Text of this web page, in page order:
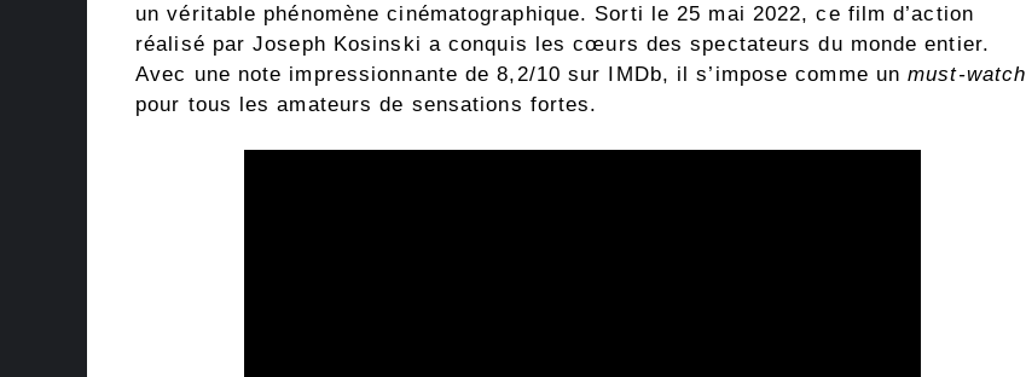
un véritable phénomène cinématographique. Sorti le 25 mai 2022, ce film d’action
réalisé par Joseph Kosinski a conquis les cœurs des spectateurs du monde entier.
Avec une note impressionnante de 8,2/10 sur IMDb, il s’impose comme unmust-watch
pour tous les amateurs de sensations fortes.